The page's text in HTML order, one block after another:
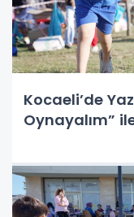
Kocaeli’de
Oynayalım”